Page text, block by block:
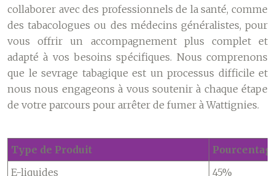
collaborer avec des professionnels de la santé, comme
des tabacologues ou des médecins généralistes, pour
vous offrir un accompagnement plus complet et
adapté à vos besoins spécifiques. Nous comprenons
que le sevrage tabagique est un processus difficile et
nous nous engageons à vous soutenir à chaque étape
de votre parcours pour arrêter de fumer à Wattignies.
Type de Produit
E-liquides
45%